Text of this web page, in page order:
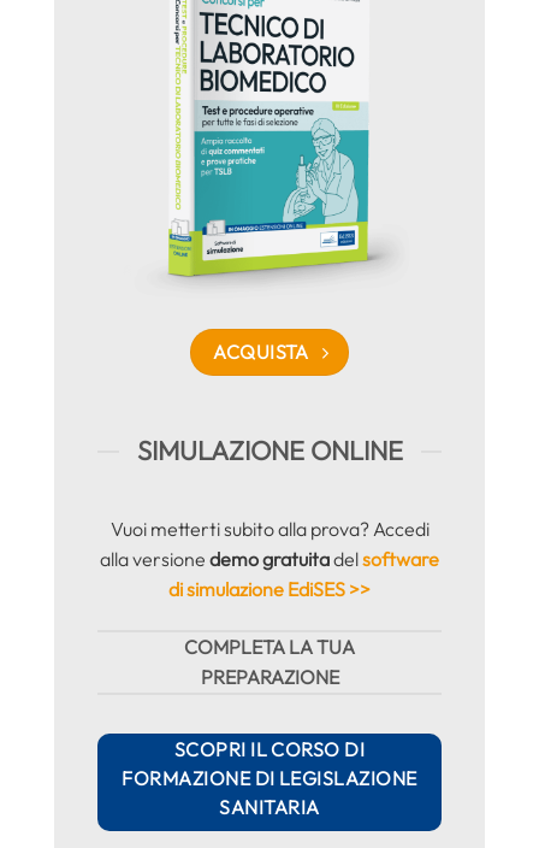
ACQUISTA
SIMULAZIONE ONLINE
Vuoi metterti subito alla prova? Accedi
alla versione demo gratuitadelsoftware
di simulazione EdiSES >>
COMPLETA LA TUA
PREPARAZIONE
SCOPRI IL CORSO DI
FORMAZIONE DI LEGISLAZIONE
SANITARIA